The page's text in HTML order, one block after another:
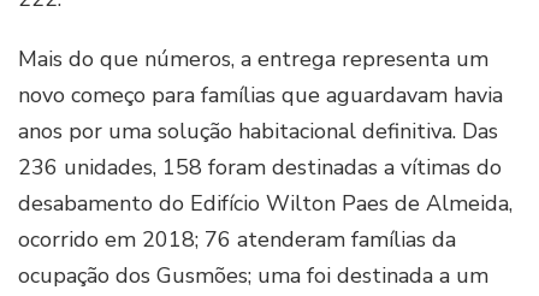
Mais do que números, a entrega representa um
novo começo para famílias que aguardavam havia
anos por uma solução habitacional definitiva. Das
236 unidades, 158 foram destinadas a vítimas do
desabamento do Edifício Wilton Paes de Almeida,
ocorrido em 2018; 76 atenderam famílias da
ocupação dos Gusmões; uma foi destinada a um